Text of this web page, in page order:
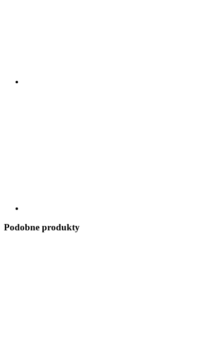
Podobne produkty